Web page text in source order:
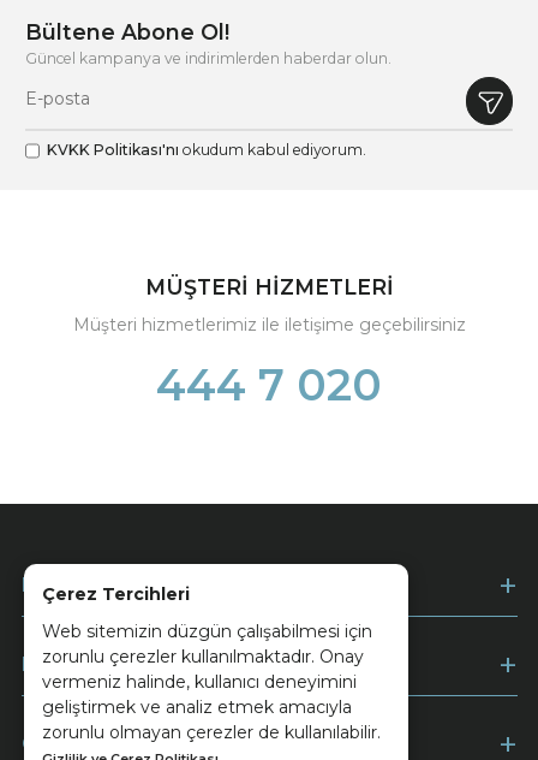
Çerez Tercihleri
Web sitemizin düzgün çalışabilmesi için
zorunlu çerezler kullanılmaktadır. Onay
vermeniz halinde, kullanıcı deneyimini
geliştirmek ve analiz etmek amacıyla
zorunlu olmayan çerezler de kullanılabilir.
Bültene Abone Ol!
Güncel kampanya ve indirimlerden haberdar olun.
KVKK Politikası'nı okudum kabul ediyorum.
MÜŞTERİ HİZMETLERİ
Müşteri hizmetlerimiz ile iletişime geçebilirsiniz
444 7 020
Kurumsal
Müşteri Hizmetleri
Ödeme